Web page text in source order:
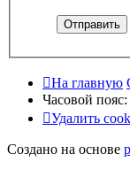
На главную
Часовой пояс:
Удалить
Создано на основе